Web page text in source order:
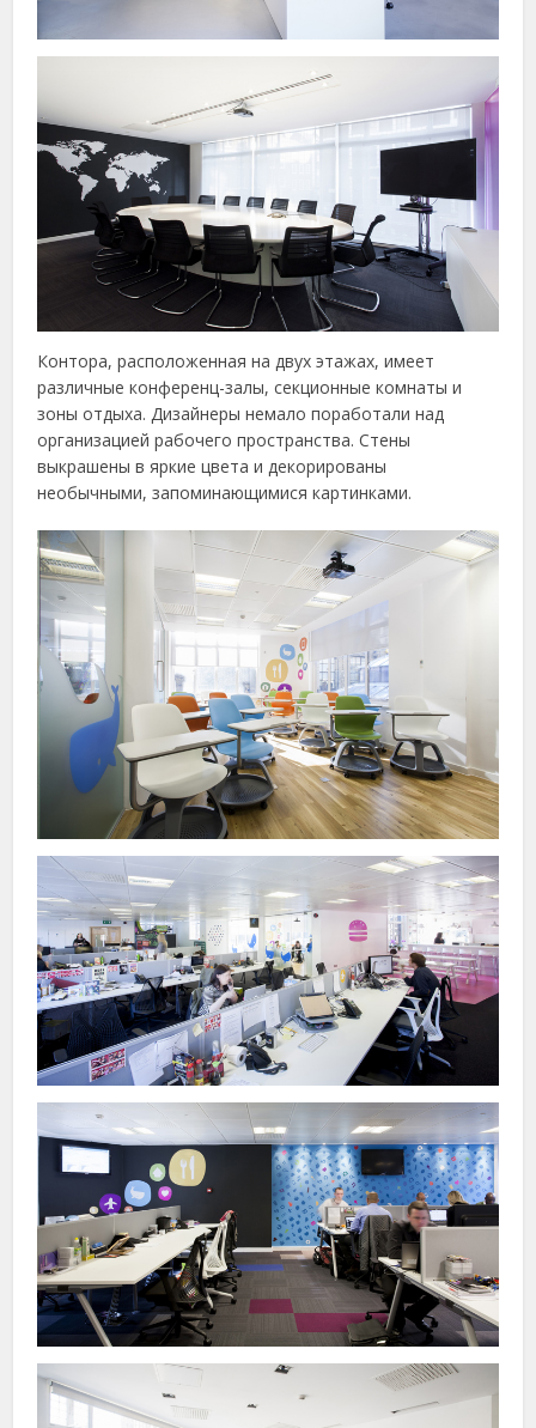
Контора, расположенная на двух этажах, имеет
различные конференц-залы, секционные комнаты и
зоны отдыха. Дизайнеры немало поработали над
организацией рабочего пространства. Стены
выкрашены в яркие цвета и декорированы
необычными, запоминающимися картинками.